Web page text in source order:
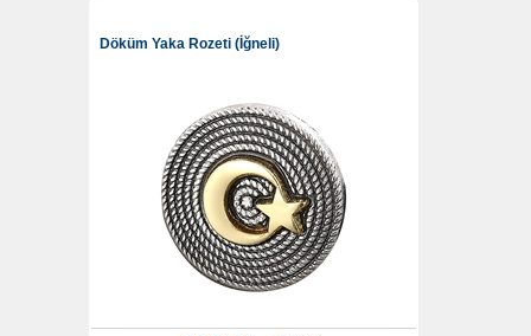
Döküm Yaka Rozeti (İğneli)